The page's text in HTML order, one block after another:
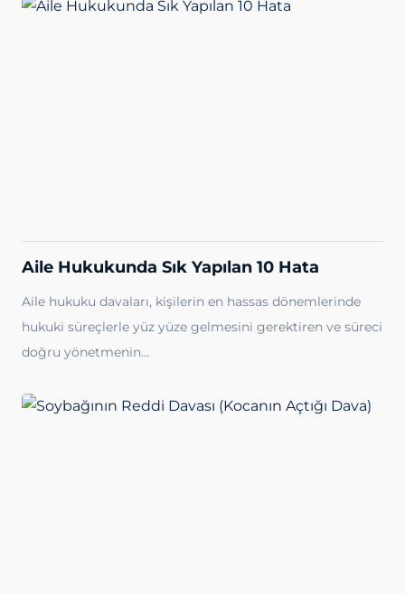
Aile Hukukunda Sık Yapılan 10 Hata
Aile hukuku davaları, kişilerin en hassas dönemlerinde
hukuki süreçlerle yüz yüze gelmesini gerektiren ve süreci
doğru yönetmenin…